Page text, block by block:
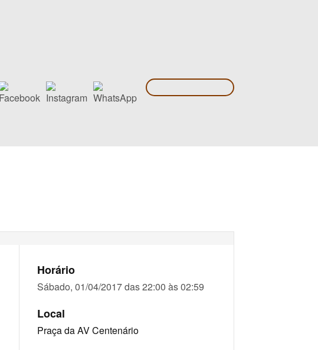
Horário
Sábado, 01/04/2017 das 22:00 às 02:59
Local
Praça da AV Centenário